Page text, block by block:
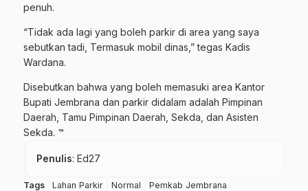
penuh.
“Tidak ada lagi yang boleh parkir di area yang saya
sebutkan tadi, Termasuk mobil dinas,” tegas Kadis
Wardana.
Disebutkan bahwa yang boleh memasuki area Kantor
Bupati Jembrana dan parkir didalam adalah Pimpinan
Daerah, Tamu Pimpinan Daerah, Sekda, dan Asisten
Sekda. ™
Penulis: Ed27
Tags Lahan Parkir Normal
Pemkab Jembrana